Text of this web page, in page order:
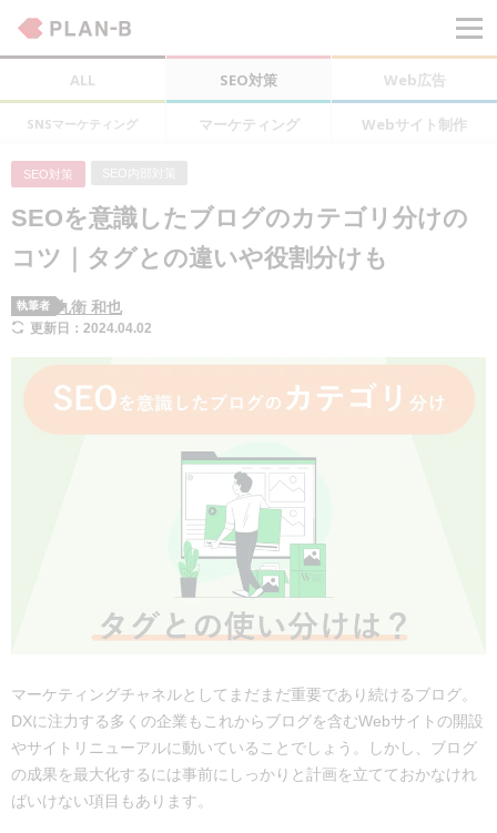
ALL SEO対策 Web広告
SNSマーケティング マーケティング Webサイト制作
SEO対策
SEOを意識したブログのカテゴリ分けの
コツ｜タグとの違いや役割分けも
執筆者 丸衛 和也
更新日：2024.04.02
マーケティングチャネルとしてまだまだ重要であり続けるブログ。
DXに注力する多くの企業もこれからブログを含むWebサイトの開設
やサイトリニューアルに動いていることでしょう。しかし、ブログ
の成果を最大化するには事前にしっかりと計画を立てておかなけれ
ばいけない項目もあります。